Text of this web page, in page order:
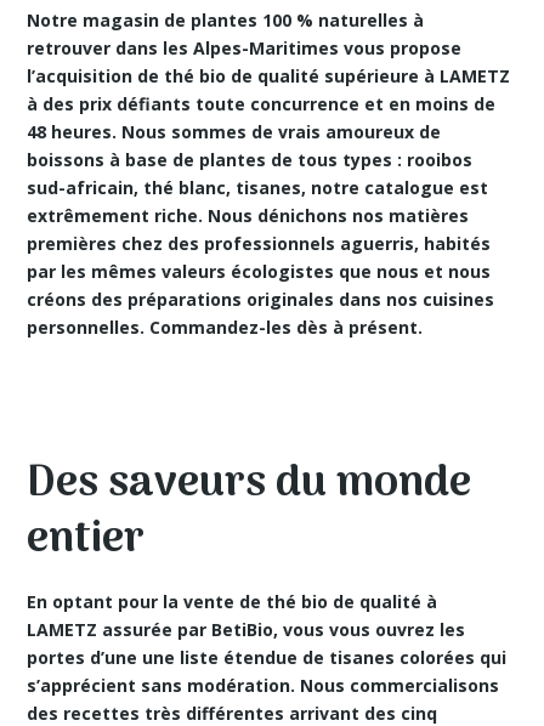
Notre magasin de plantes 100 % naturelles à
retrouver dans les Alpes-Maritimes vous propose
l’acquisition de thé bio de qualité supérieure à LAMETZ
à des prix défiants toute concurrence et en moins de
48 heures. Nous sommes de vrais amoureux de
boissons à base de plantes de tous types : rooibos
sud-africain, thé blanc, tisanes, notre catalogue est
extrêmement riche. Nous dénichons nos matières
premières chez des professionnels aguerris, habités
par les mêmes valeurs écologistes que nous et nous
créons des préparations originales dans nos cuisines
personnelles. Commandez-les dès à présent.
Des saveurs du monde
entier
En optant pour la vente de thé bio de qualité à
LAMETZ assurée par BetiBio, vous vous ouvrez les
portes d’une une liste étendue de tisanes colorées qui
s’apprécient sans modération. Nous commercialisons
des recettes très différentes arrivant des cinq